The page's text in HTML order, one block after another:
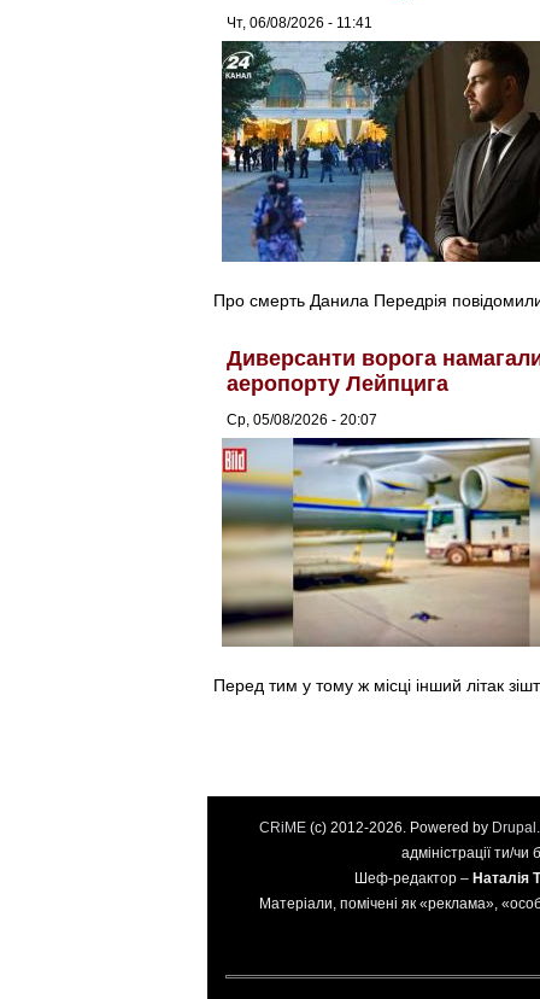
Чт, 06/08/2026 - 11:41
Про смерть Данила Передрія повідомили
Диверсанти ворога
аеропорту Лейпцига
Ср, 05/08/2026 - 20:07
Перед тим у тому ж місці інший літак
CRiME (c) 2012-2026. Powered by Drupal
адміністрації ти/
Шеф-редактор – Наталія
Матеріали, помічені як «реклама»,